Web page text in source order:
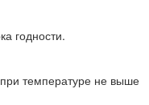
годности.
температуре не выше